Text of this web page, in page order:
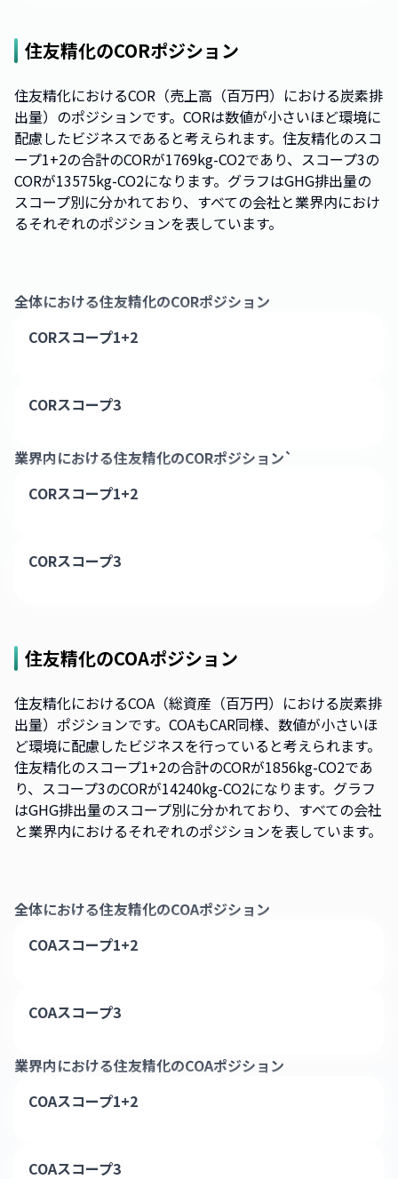
住友精化のCORポジション
住友精化におけるCOR（売上高（百万円）における炭素排
出量）のポジションです。CORは数値が小さいほど環境に
配慮したビジネスであると考えられます。住友精化のスコ
ープ1+2の合計のCORが1769kg-CO2であり、スコープ3の
CORが13575kg-CO2になります。グラフはGHG排出量の
スコープ別に分かれており、すべての会社と業界内におけ
るそれぞれのポジションを表しています。
全体における住友精化のCORポジション
CORスコープ1+2
CORスコープ3
業界内における住友精化のCORポジション`
CORスコープ1+2
CORスコープ3
住友精化のCOAポジション
住友精化におけるCOA（総資産（百万円）における炭素排
出量）ポジションです。COAもCAR同様、数値が小さいほ
ど環境に配慮したビジネスを行っていると考えられます。
住友精化のスコープ1+2の合計のCORが1856kg-CO2であ
り、スコープ3のCORが14240kg-CO2になります。グラフ
はGHG排出量のスコープ別に分かれており、すべての会社
と業界内におけるそれぞれのポジションを表しています。
全体における住友精化のCOAポジション
COAスコープ1+2
COAスコープ3
業界内における住友精化のCOAポジション
COAスコープ1+2
COAスコープ3